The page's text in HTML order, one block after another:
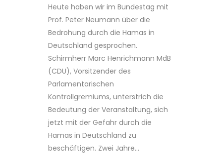
Heute haben wir im Bundestag mit
Prof. Peter Neumann über die
Bedrohung durch die Hamas in
Deutschland gesprochen.
Schirmherr Marc Henrichmann MdB
(CDU), Vorsitzender des
Parlamentarischen
Kontrollgremiums, unterstrich die
Bedeutung der Veranstaltung, sich
jetzt mit der Gefahr durch die
Hamas in Deutschland zu
beschäftigen. Zwei Jahre...